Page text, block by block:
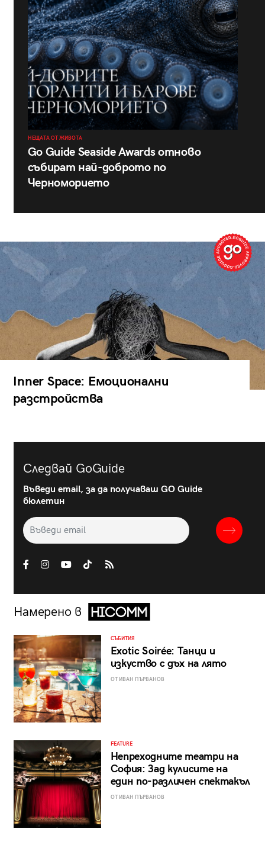
НЕЩАТА ОТ ЖИВОТА
Go Guide Seaside Awards отново
събират най-доброто по
Черноморието
Inner Space: Емоционални
разстройства
Следвай GoGuide
Въведи email, за да получаваш GO Guide
бюлетин
Намерено в
СЪБИТИЯ
Exotic Soirée: Танци и
изкуство с дъх на лято
ОТ ИВАН ПЪРВАНОВ
FEATURE
Непреходните театри на
София: Зад кулисите на
един по-различен спектакъл
ОТ ИВАН ПЪРВАНОВ